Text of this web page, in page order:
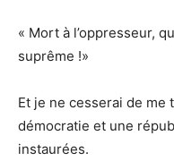
« Mort à l’oppresseur,
suprême !»
Et je ne cesserai de me
démocratie et une
instaurées.